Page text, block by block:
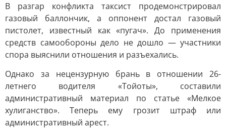
В разгар конфликта таксист продемонстрировал
газовый баллончик, а оппонент достал газовый
пистолет, известный как «пугач». До применения
средств самообороны дело не дошло — участники
спора выяснили отношения и разъехались.
Однако за нецензурную брань в отношении 26-
летнего водителя «Тойоты», составили
административный материал по статье «Мелкое
хулиганство». Теперь ему грозит штраф или
административный арест.